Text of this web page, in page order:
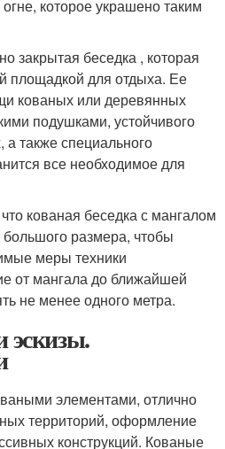
которое украшено таким
закрытая беседка , которая
площадкой для отдыха. Ее
кованых или деревянных
подушками, устойчивого
а также специального
все необходимое для
кованая беседка с мангалом
размера, чтобы
меры техники
от мангала до ближайшей
не менее одного метра.
эскизы.
элементами, отлично
территорий, оформление
конструкций. Кованые